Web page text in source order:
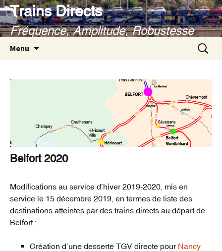
Aller
au
contenu
Trains Directs
Fréquence, Amplitude, Robustesse
Menu
Belfort 2020
Modifications au service d’hiver 2019-2020, mis en
service le 15 décembre 2019, en termes de liste des
destinations atteintes par des trains directs au départ de
Belfort :
Création d’une desserte TGV directe pour Nancy